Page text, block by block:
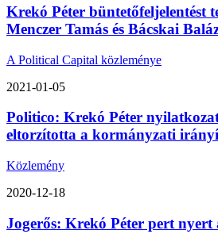
Krekó Péter büntetőfeljelentést
Menczer Tamás és Bácskai
A Political Capital közleménye
2021-01-05
Politico: Krekó Péter
eltorzította a kormányzati
Közlemény
2020-12-18
Jogerős: Krekó Péter pert